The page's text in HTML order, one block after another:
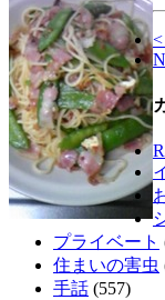
プライベート
住まいの害虫
手話 (557)